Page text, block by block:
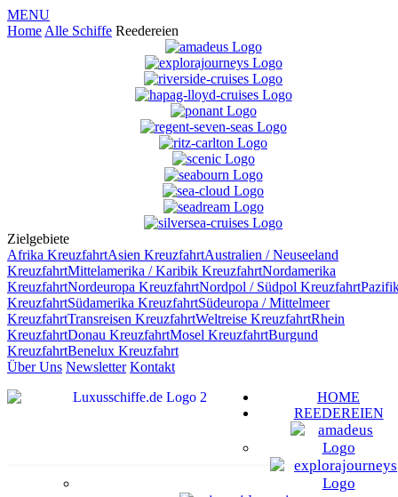
MENU
Home Alle Schiffe Reedereien
Zielgebiete
Afrika KreuzfahrtAsien KreuzfahrtAustralien / Neuseeland
KreuzfahrtMittelamerika / Karibik KreuzfahrtNordamerika
KreuzfahrtNordeuropa KreuzfahrtNordpol / Südpol Kreuzfahrt
KreuzfahrtSüdamerika KreuzfahrtSüdeuropa / Mittelmeer
KreuzfahrtTransreisen KreuzfahrtWeltreise KreuzfahrtRhein
KreuzfahrtDonau KreuzfahrtMosel KreuzfahrtBurgund
KreuzfahrtBenelux Kreuzfahrt
Über Uns Newsletter Kontakt
HOME
REEDEREIEN